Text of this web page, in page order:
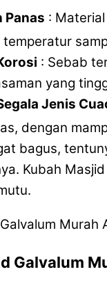
Panas :
: Sebab
yang
Jenis
dengan
bagus,
Kubah
Galvalum